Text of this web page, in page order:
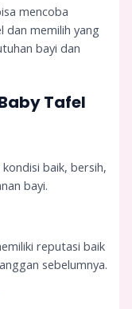
mencoba
dan memilih yang
bayi dan
Tafel
baik, bersih,
bayi.
reputasi baik
sebelumnya.